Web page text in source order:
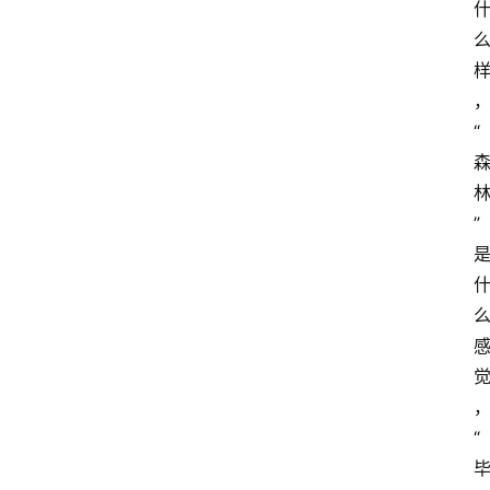
什
么
样
，
“
森
林
”
是
什
么
感
觉
，
“
毕